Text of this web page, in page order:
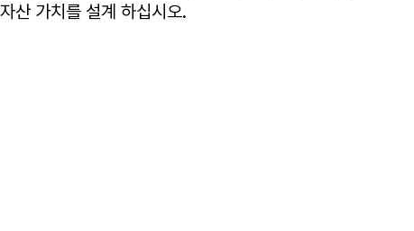
자산 가치를 설계 하십시오.